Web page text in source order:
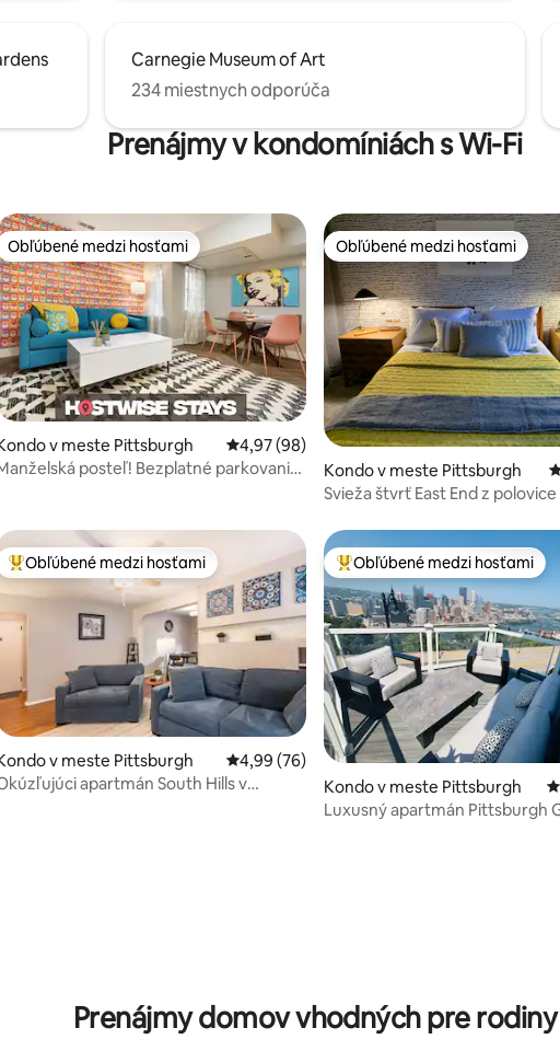
Carnegie Museum of Art
234 miestnych odporúča
Prenájmy v kondomíniách s Wi-Fi
ohodnotenie 5 z 5, počet hodnotení: 86
Obľúbené medzi hosťami
Obľúbené medzi hosťami
v meste Pittsburgh Priemerné ohodnotenie 4,97 z 5, počet
4,97 (98)
posteľ! Bezplatné parkovanie
Obľúbené medzi hosťami
Obľúbené medzi hosťami
Kondo v meste Pittsburgh
Svieža štvrť East End z
4,95 z 5, počet hodnotení: 37
Najobľúbenejšie medzi hosťami
Obľúbené medzi hosťami
v meste Pittsburgh Priemerné ohodnotenie 4,99 z 5, počet
4,99 (76)
apartmán South Hills v
Najobľúbenejšie medzi hosťami
Obľúbené medzi hosťami
Kondo v meste Pittsburgh
Luxusný apartmán Pittsburgh
Prenájmy domov vhodných pre rodiny